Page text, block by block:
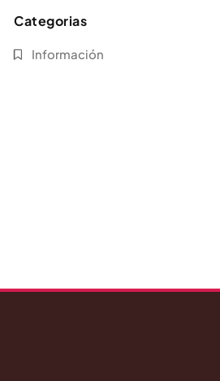
Categorias
Información